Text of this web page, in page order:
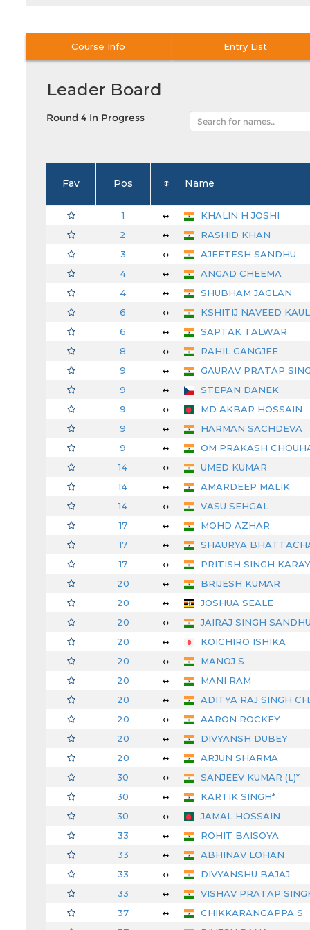
Course Info Entry List
Leader Board
Round 4 In Progress
Fav Pos ↕ Name
1 ↔
KHALIN H JOSHI
2
↔
RASHID KHAN
3
↔
AJEETESH SANDHU
4
↔
ANGAD CHEEMA
4
↔
SHUBHAM JAGLAN
6
↔
KSHITIJ NAVEED KAUL
6
↔
SAPTAK TALWAR
8
↔
RAHIL GANGJEE
9
↔
GAURAV PRATAP
9
↔
STEPAN DANEK
9
↔
MD AKBAR HOSSAIN
9
↔
HARMAN SACHDEVA
9
↔
OM PRAKASH
14
↔
UMED KUMAR
14
↔
AMARDEEP MALIK
14
↔
VASU SEHGAL
17
↔
MOHD AZHAR
17
↔
SHAURYA
17
↔
PRITISH SINGH
20
↔
BRIJESH KUMAR
20
↔
JOSHUA SEALE
20
↔
JAIRAJ SINGH
20
↔
KOICHIRO ISHIKA
20
↔
MANOJ S
20
↔
MANI RAM
20
↔
ADITYA RAJ SINGH
20
↔
AARON ROCKEY
20
↔
DIVYANSH DUBEY
20
↔
ARJUN SHARMA
30
↔
SANJEEV KUMAR (L)*
30
↔
KARTIK SINGH*
30
↔
JAMAL HOSSAIN
33
↔
ROHIT BAISOYA
33
↔
ABHINAV LOHAN
33
↔
DIVYANSHU BAJAJ
33
↔
VISHAV PRATAP
37
↔
CHIKKARANGAPPA S